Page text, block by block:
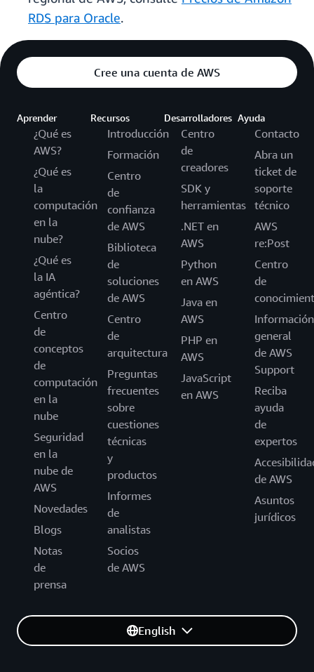
RDS para Oracle.
Cree una cuenta de AWS
Aprender
¿Qué es
AWS?
¿Qué es
la
computación
en la
nube?
¿Qué es
la IA
agéntica?
Centro
de
conceptos
de
computación
en la
nube
Seguridad
en la
nube de
AWS
Novedades
Blogs
Notas
de
prensa
Recursos
Introducción
Formación
Centro
de
confianza
de AWS
Biblioteca
de
soluciones
de AWS
Centro
de
arquitectura
Preguntas
frecuentes
sobre
cuestiones
técnicas
y
productos
Informes
de
analistas
Socios
de AWS
Desarrolladores
Centro
de
creadores
SDK y
herramientas
.NET en
AWS
Python
en AWS
Java en
AWS
PHP en
AWS
JavaScript
en AWS
Ayuda
Contacto
Abra un
ticket de
soporte
técnico
AWS
re:Post
Centro
de
Información
general
de AWS
Support
Reciba
ayuda
de
expertos
de AWS
Asuntos
jurídicos
English